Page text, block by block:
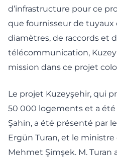
d’infrastructure pour ce
que fournisseur de tuyaux
diamètres, de raccords et
télécommunication,
mission dans ce projet
Le projet Kuzeyşehir, qui
50 000 logements et a
Şahin, a été présenté par
Ergün Turan, et le ministre
Mehmet Şimşek. M. Turan